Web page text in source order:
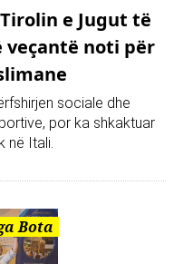
e Jugut të
noti për
sociale dhe
por ka shkaktuar
në Itali.
Bota